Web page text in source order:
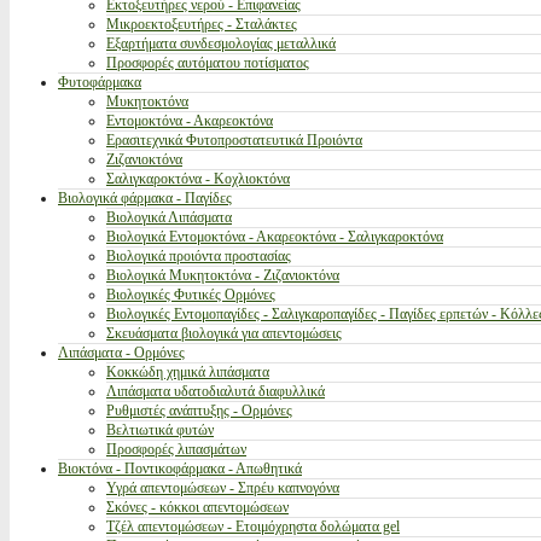
Εκτοξευτήρες νερού - Επιφανείας
Μικροεκτοξευτήρες - Σταλάκτες
Εξαρτήματα συνδεσμολογίας μεταλλικά
Προσφορές αυτόματου ποτίσματος
Φυτοφάρμακα
Μυκητοκτόνα
Εντομοκτόνα - Ακαρεοκτόνα
Ερασιτεχνικά Φυτοπροστατευτικά Προιόντα
Ζιζανιοκτόνα
Σαλιγκαροκτόνα - Κοχλιοκτόνα
Βιολογικά φάρμακα - Παγίδες
Βιολογικά Λιπάσματα
Βιολογικά Εντομοκτόνα - Ακαρεοκτόνα - Σαλιγκαροκτόνα
Βιολογικά προιόντα προστασίας
Βιολογικά Μυκητοκτόνα - Ζιζανιοκτόνα
Βιολογικές Φυτικές Ορμόνες
Βιολογικές Εντομοπαγίδες - Σαλιγκαροπαγίδες - Παγίδες ερπετών -
Σκευάσματα βιολογικά για απεντομώσεις
Λιπάσματα - Ορμόνες
Κοκκώδη χημικά λιπάσματα
Λιπάσματα υδατοδιαλυτά διαφυλλικά
Ρυθμιστές ανάπτυξης - Ορμόνες
Βελτιωτικά φυτών
Προσφορές λιπασμάτων
Βιοκτόνα - Ποντικοφάρμακα - Απωθητικά
Υγρά απεντομώσεων - Σπρέυ καπνογόνα
Σκόνες - κόκκοι απεντομώσεων
Τζέλ απεντομώσεων - Ετοιμόχρηστα δολώματα gel